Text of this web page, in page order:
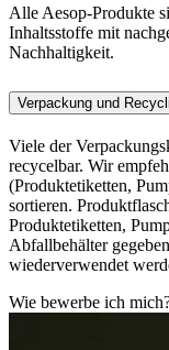
Alle Aesop-Produkte
Inhaltsstoffe mit
Nachhaltigkeit.
Verpackung und
Viele der
recycelbar. Wir
(Produktetiketten,
sortieren.
Produktetiketten,
Abfallbehälter
wiederverwendet
Wie bewerbe ich